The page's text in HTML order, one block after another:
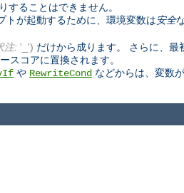
ることはできません。
トが起動するために、環境変数は安全
注: '_') だけから成ります。 さらに、最
スコアに置換されます。
や RewriteCond などからは、変数